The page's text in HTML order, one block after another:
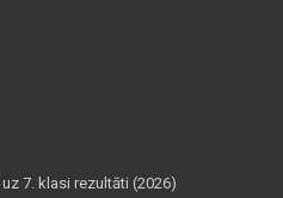
7. klasi rezultāti (2026)